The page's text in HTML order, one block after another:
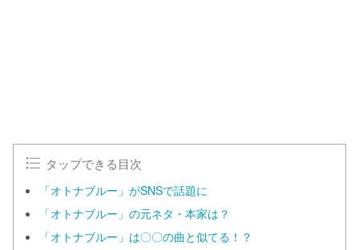
タップできる目次
「オトナブルー」がSNSで話題に
「オトナブルー」の元ネタ・本家は？
「オトナブルー」は〇〇の曲と似てる！？